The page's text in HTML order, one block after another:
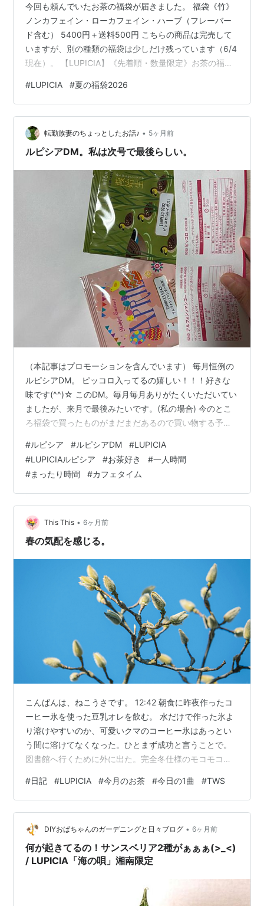
今回も頼んでいたお茶の福袋が届きました。 福袋《竹》
ノンカフェイン・ローカフェイン・ハーブ（フレーバー
ド含む） 5400円＋送料500円 こちらの商品は完売して
いますが、別の種類の福袋は少しだけ残っています（6/4
現在）。 【LUPICIA】《先着順・数量限定》お茶の福袋:
〜紅茶・緑茶・烏龍茶・ハーブ〜 中身は１１袋。そのう
ち２つが箱入りのもの。 (箱入りの方が、ティーパックに
入っている茶葉が0.5g少ないです） ①セ パフェ ハイビ
スカス、ローズヒップにカシスをブレンドした体に嬉し
いハーブティ。 ②ピッコロ ハニ…
#LUPICIA #夏の福袋2026
転勤族妻のちょっとしたお話♪ • 5ヶ月前
ルピシアDM。私は次号で最後らしい。
（本記事はプロモーションを含んでいます） 毎月恒例の
ルピシアDM。 ピッコロ入ってるの嬉しい！！！好きな
味です(^^)☆ このDM。毎月毎月ありがたくいただいてい
ましたが、来月で最後みたいです。(私の場合) 今のとこ
ろ福袋で買ったものがまだまだあるので買い物する予定
り ル ピ シ ア ティーバッグ セット 15バッグ入り
38.5g（内容量） お歳暮 紅茶 詰め合わせ プレゼント 歳
暮 年末 ご挨拶ノーブランド品Amazonル ピ シ ア ブック
オブティー 紅茶 30種 オリジナル メッセージカード付き
母の日 ギフト 詰め合わせ ティー…
#ルピシア #ルピシアDM #LUPICIA
#LUPICIAルピシア #お茶好き #一人時間
#まったり時間 #カフェタイム
This This • 6ヶ月前
春の気配を感じる。
こんばんは、ねこうさです。 12:42 朝食に昨夜作ったコ
ーヒー氷を使った豆乳オレを飲む。 水だけで作った氷よ
り溶けやすいのか、可愛いクマのコーヒー氷はあっとい
う間に溶けてなくなった。ひとまず成功と言うことで。
図書館へ行くために外に出た。完全冬仕様のモコモコダ
は皆パーカーや、薄手のコートばかり。完全に浮いてい
る私。スマホの天気アプリで確認すると気温19度と表示
されていた。天気予報を見ていなかったからそんなに暖
かいなんて知らなかった…。 先週末は雪が降るだとか、
積雪何cmだとか騒いでいたのに。1週間後にはこの暖か
さ。身体が気温の変化の速さにつ…
#日記 #LUPICIA #今月のお茶 #今日の1曲 #TWS
DIYおばちゃんのガーデニングと日々ブログ • 6ヶ月前
何が起きてるの！サンスベリア2種がぁぁぁ(>_<)
/ LUPICIA「海の唄」湘南限定